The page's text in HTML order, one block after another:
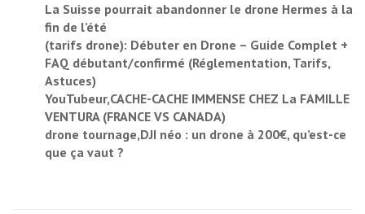
La Suisse pourrait abandonner le drone Hermes à la
fin de l’été
(tarifs drone): Débuter en Drone – Guide Complet +
FAQ débutant/confirmé (Réglementation, Tarifs,
Astuces)
YouTubeur,CACHE-CACHE IMMENSE CHEZ La FAMILLE
VENTURA (FRANCE VS CANADA)
drone tournage,DJI néo : un drone à 200€, qu’est-ce
que ça vaut ?